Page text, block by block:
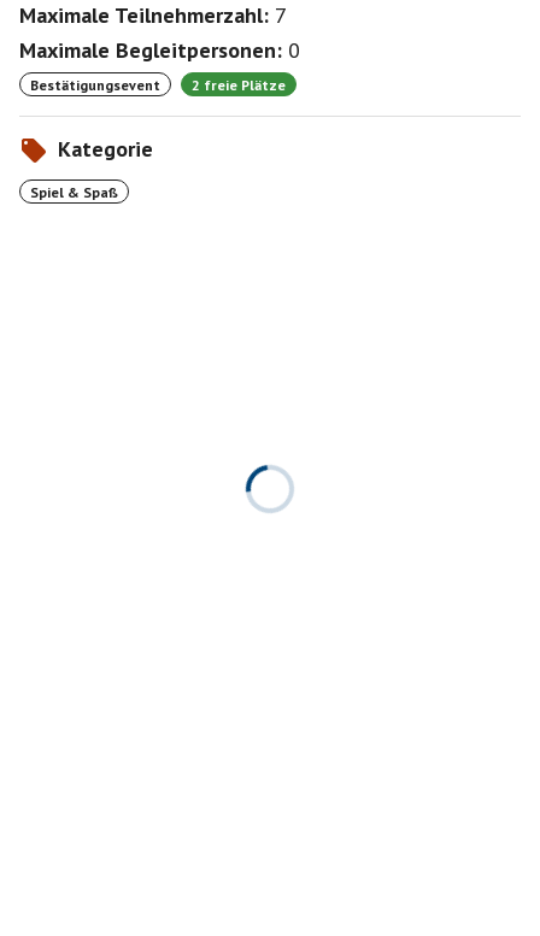
Maximale Teilnehmerzahl: 7
Maximale Begleitpersonen: 0
Bestätigungsevent 2 freie Plätze
Kategorie
Spiel & Spaß